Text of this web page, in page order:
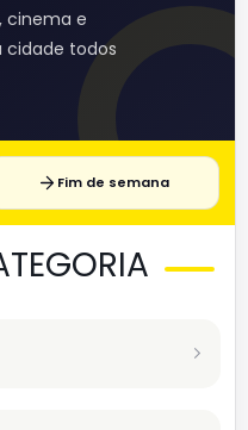
cinema e
cidade todos
Fim de semana